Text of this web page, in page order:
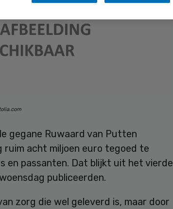
gegane Ruwaard van Putten
ruim acht miljoen euro tegoed te
en passanten. Dat blijkt uit het vierde
publiceerden.
zorg die wel geleverd is, maar door